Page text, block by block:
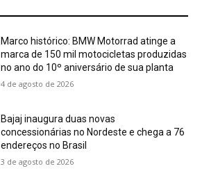
Marco histórico: BMW Motorrad atinge a
marca de 150 mil motocicletas produzidas
no ano do 10º aniversário de sua planta
4 de agosto de 2026
Bajaj inaugura duas novas
concessionárias no Nordeste e chega a 76
endereços no Brasil
3 de agosto de 2026